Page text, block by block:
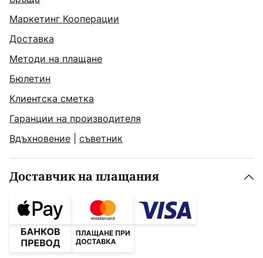
Маркетинг Кооперации
Доставка
Методи на плащане
Бюлетин
Клиентска сметка
Гаранции на производителя
Вдъхновение
съветник
Доставчик на плащания